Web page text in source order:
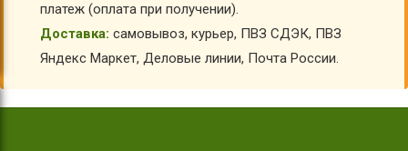
платеж (оплата при получении).
Доставка: самовывоз, курьер, ПВЗ СДЭК, ПВЗ
Яндекс Маркет, Деловые линии, Почта России.